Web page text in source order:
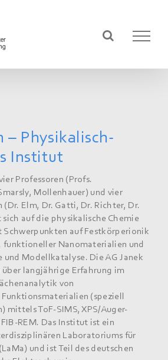
– Physikalisch-
Institut
Professoren (Profs.
Mollenhauer) und vier
Elm, Dr. Gatti, Dr. Richter, Dr.
auf die physikalische Chemie
Schwerpunkten auf Festkörperionik
funktioneller Nanomaterialien und
und Modellkatalyse. Die AG Janek
über langjährige Erfahrung im
von
(speziell
mittels ToF-SIMS, XPS/Auger-
REM. Das Institut ist ein
Laboratoriums für
und ist Teil des deutschen